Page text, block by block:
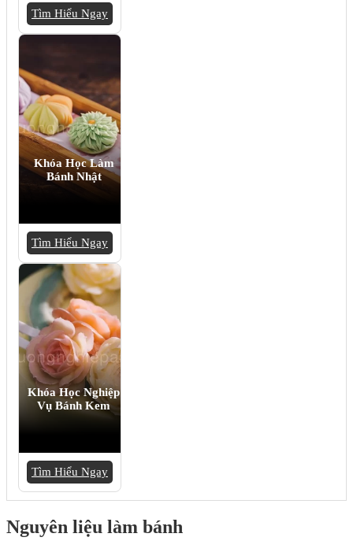
Tìm Hiểu Ngay
Khóa Học Làm
Bánh Nhật
Tìm Hiểu Ngay
Khóa Học Nghiệp
Vụ Bánh Kem
Tìm Hiểu Ngay
Nguyên liệu làm bánh